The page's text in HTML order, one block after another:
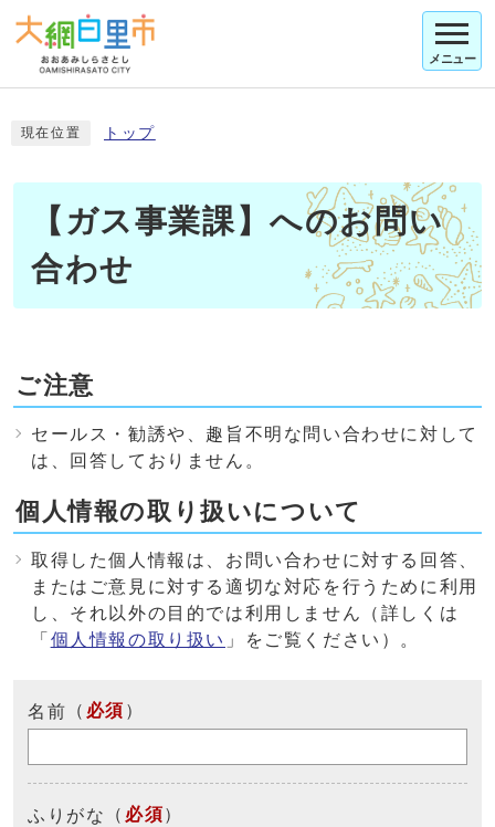
メニュー
現在位置 トップ
【ガス事業課】へのお問い
合わせ
ご注意
セールス・勧誘や、趣旨不明な問い合わせに対して
は、回答しておりません。
個人情報の取り扱いについて
取得した個人情報は、お問い合わせに対する回答、
またはご意見に対する適切な対応を行うために利用
し、それ以外の目的では利用しません（詳しくは
「 個人情報の取り扱い 」をご覧ください）。
名前 （ 必須 ）
ふりがな （ 必須）